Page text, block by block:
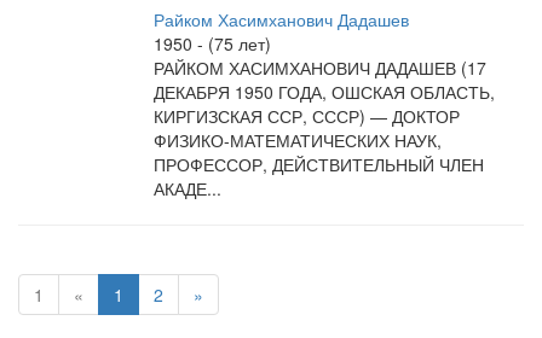
Райком Хасимханович Дадашев
1950 - (75 лет)
РАЙКОМ ХАСИМХАНОВИЧ ДАДАШЕВ (17
ДЕКАБРЯ 1950 ГОДА, ОШСКАЯ ОБЛАСТЬ,
КИРГИЗСКАЯ ССР, СССР) — ДОКТОР
ФИЗИКО-МАТЕМАТИЧЕСКИХ НАУК,
ПРОФЕССОР, ДЕЙСТВИТЕЛЬНЫЙ ЧЛЕН
АКАДЕ...
1 « 1 2 »